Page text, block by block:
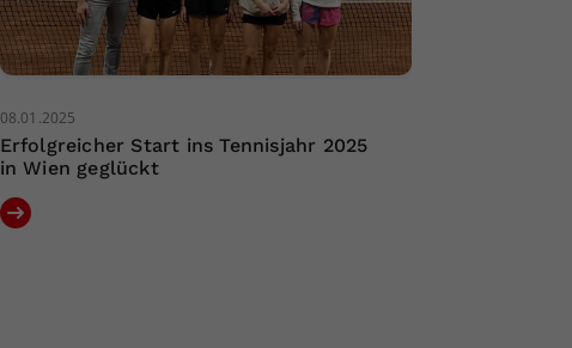
08.01.2025
Erfolgreicher Start ins Tennisjahr 2025
in Wien geglückt